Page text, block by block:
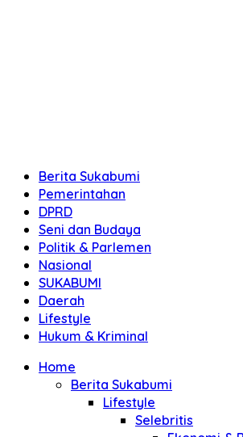
Berita Sukabumi
Pemerintahan
DPRD
Seni dan Budaya
Politik & Parlemen
Nasional
SUKABUMI
Daerah
Lifestyle
Hukum & Kriminal
Home
Berita Sukabumi
Lifestyle
Selebritis